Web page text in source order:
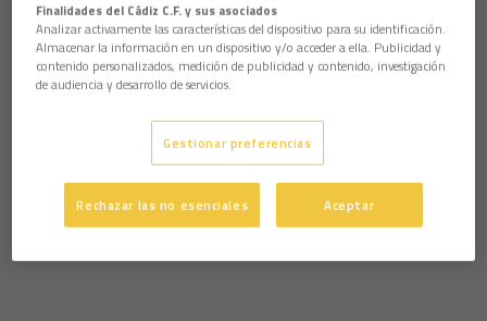
Finalidades del Cádiz C.F. y sus asociados
Analizar activamente las características del dispositivo para su identificación.
Almacenar la información en un dispositivo y/o acceder a ella. Publicidad y
contenido personalizados, medición de publicidad y contenido, investigación
de audiencia y desarrollo de servicios.
Gestionar preferencias
Rechazar las no esenciales Aceptar